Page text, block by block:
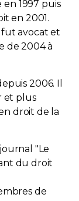
1997 puis
en 2001.
avocat et
de 2004 à
2006. Il
et plus
droit de la
"Le
du droit
de